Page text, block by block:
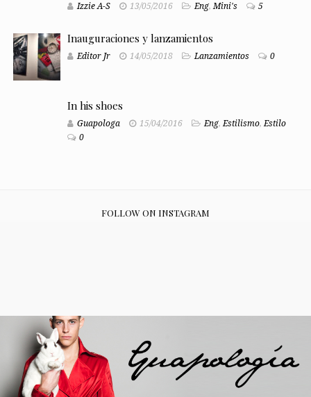
Izzie A-S 13/05/2016 Eng,Mini's 5
Inauguraciones y lanzamientos
Editor Jr 14/05/2018 Lanzamientos 0
In his shoes
Guapologa 15/04/2016 Eng,Estilismo,Estilo
0
FOLLOW ON INSTAGRAM